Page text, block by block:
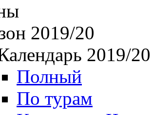
2019/20
2019/20
Полный
По турам